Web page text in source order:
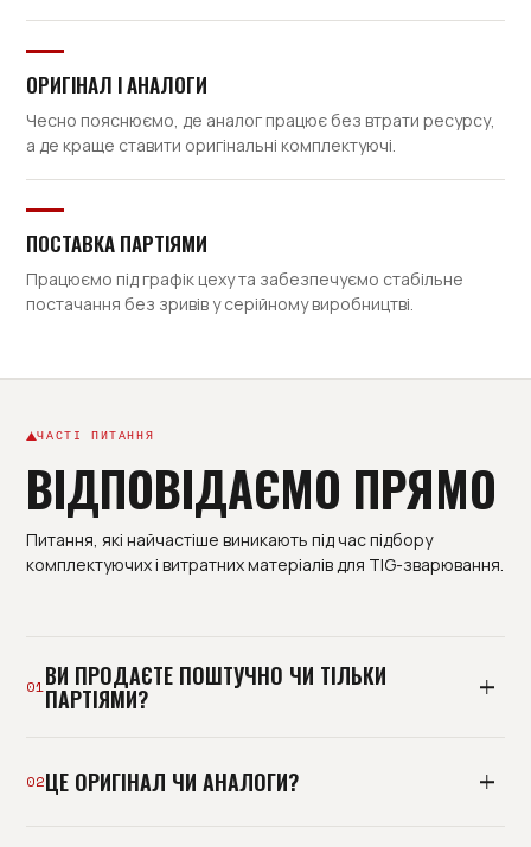
ОРИГІНАЛ І АНАЛОГИ
Чесно пояснюємо, де аналог працює без втрати ресурсу,
а де краще ставити оригінальні комплектуючі.
ПОСТАВКА ПАРТІЯМИ
Працюємо під графік цеху та забезпечуємо стабільне
постачання без зривів у серійному виробництві.
ЧАСТІ ПИТАННЯ
ВІДПОВІДАЄМО ПРЯМО
Питання, які найчастіше виникають під час підбору
комплектуючих і витратних матеріалів для TIG-зварювання.
01ВИ ПРОДАЄТЕ ПОШТУЧНО ЧИ ТІЛЬКИ
ПАРТІЯМИ?
партіями під план споживання, але можемо
02ЦЕ ОРИГІНАЛ ЧИ АНАЛОГИ?